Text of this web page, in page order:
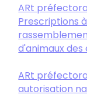
ARt
Prescriptions
d'animaux des
ARt
autorisation